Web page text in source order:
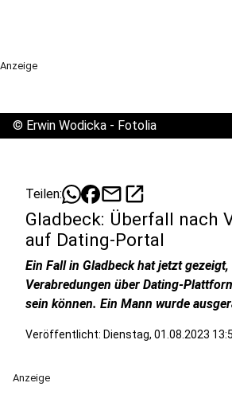
Anzeige
© Erwin Wodicka - Fotolia
Teilen: mailopen_in_new
Gladbeck: Überfall nach
auf Dating-Portal
Ein Fall in Gladbeck hat jetzt gezeigt,
Verabredungen über Dating-
sein können. Ein Mann wurde
Veröffentlicht: Dienstag, 01.08.2023
Anzeige